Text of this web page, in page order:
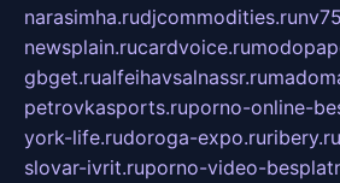
narasimha.rudjcommodities.ru
newsplain.rucardvoice.ru
gbget.rualfeihavsalnassr.ru
petrovkasports.ruporno-online-
york-life.rudoroga-expo.ruribery.ru
slovar-ivrit.ruporno-video-